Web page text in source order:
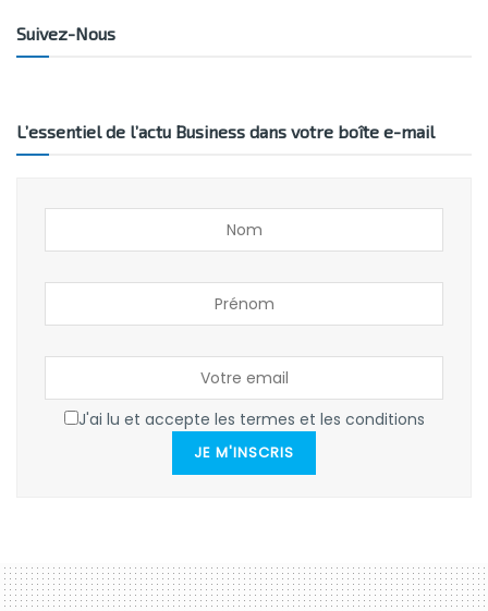
Suivez-Nous
L’essentiel de l’actu Business dans votre boîte e-mail
J'ai lu et accepte les termes et les conditions
JE M'INSCRIS